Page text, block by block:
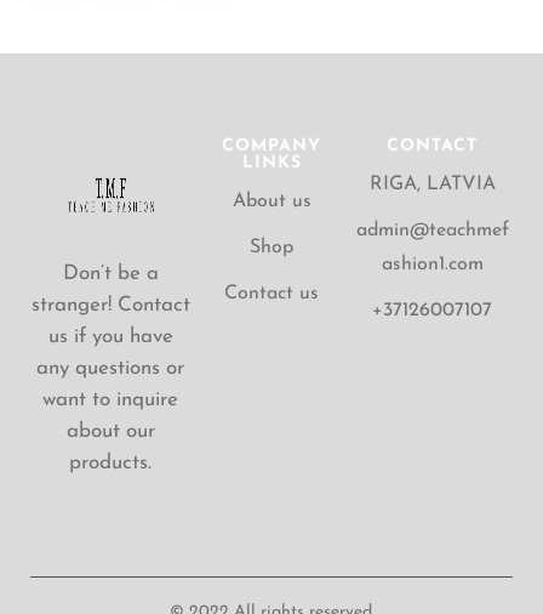
Don’t be a
stranger! Contact
us if you have
any questions or
want to inquire
about our
products.
COMPANY
LINKS
About us
Shop
Contact us
CONTACT
RIGA, LATVIA
admin@teachmef
ashion1.com
+37126007107